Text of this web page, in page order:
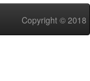
Copyright © 2018